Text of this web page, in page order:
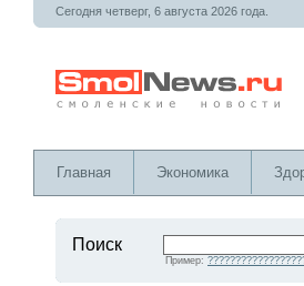
Сегодня четверг, 6 августа 2026 года.
Главная Экономика
Поиск
Пример: